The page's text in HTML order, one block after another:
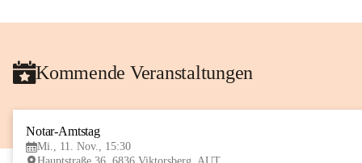
Kommende Veranstaltungen
Notar-Amtstag
Mi., 11. Nov., 15:30